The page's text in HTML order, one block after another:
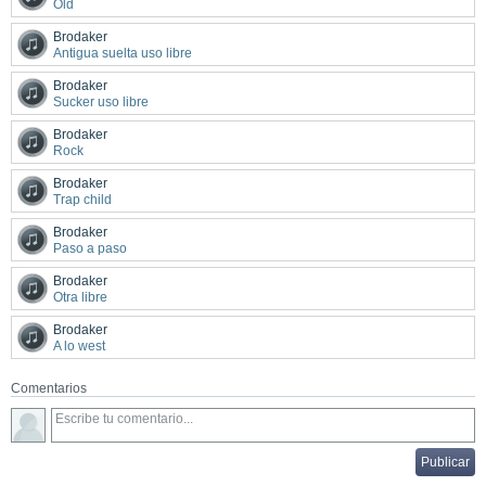
Old
Brodaker
Antigua suelta uso libre
Brodaker
Sucker uso libre
Brodaker
Rock
Brodaker
Trap child
Brodaker
Paso a paso
Brodaker
Otra libre
Brodaker
A lo west
Comentarios